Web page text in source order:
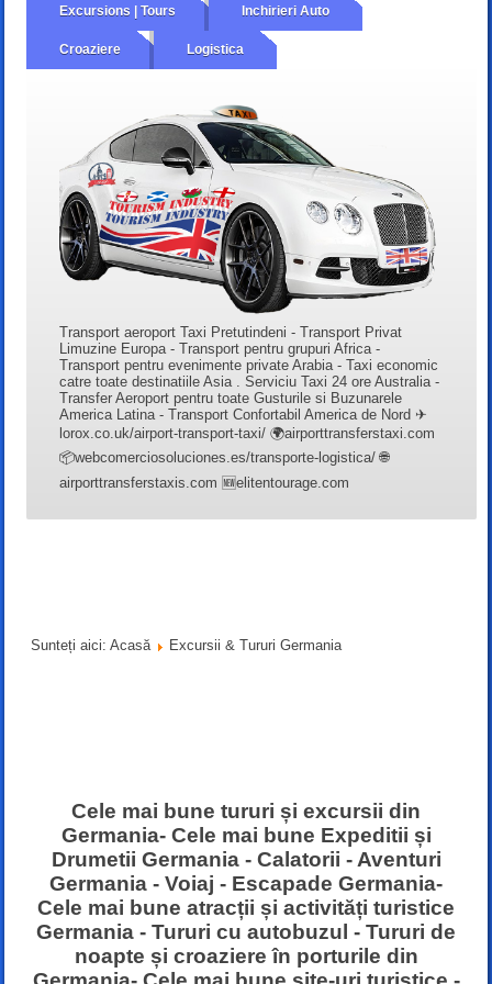
Excursions | Tours Inchirieri Auto
Croaziere Logistica
Transport aeroport Taxi Pretutindeni - Transport Privat
Limuzine Europa - Transport pentru grupuri Africa -
Transport pentru evenimente private Arabia - Taxi economic
catre toate destinatiile Asia . Serviciu Taxi 24 ore Australia -
Transfer Aeroport pentru toate Gusturile si Buzunarele
America Latina - Transport Confortabil America de Nord ✈
lorox.co.uk/airport-transport-taxi/ 🌍airporttransferstaxi.com
📦webcomerciosoluciones.es/transporte-logistica/ 🌐
airporttransferstaxis.com 🆕elitentourage.com
Sunteți aici:Acasă Excursii & Tururi Germania
Cele mai bune tururi și excursii din
Germania- Cele mai bune Expeditii și
Drumetii Germania - Calatorii - Aventuri
Germania - Voiaj - Escapade Germania-
Cele mai bune atracții și activități turistice
Germania - Tururi cu autobuzul - Tururi de
noapte și croaziere în porturile din